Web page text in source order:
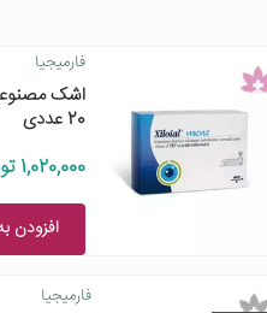
فارمیجیا
اشک
20 عددی
1,020,000 تومان
افزودن
فارمیجیا